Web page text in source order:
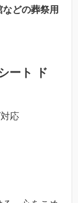
などの葬祭用
ート ド
応